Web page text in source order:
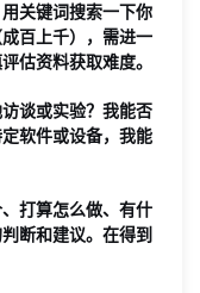
关键词搜索一下你
百上千），需进一
估资料获取难度。
谈或实验？我能否
软件或设备，我能
打算怎么做、有什
断和建议。 在得到